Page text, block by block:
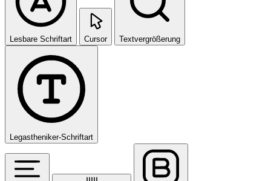
Lesbare Schriftart Cursor Textvergrößerung
Legastheniker-Schriftart